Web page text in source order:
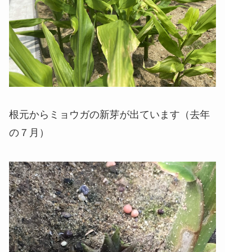
根元からミョウガの新芽が出ています（去年
の７月）